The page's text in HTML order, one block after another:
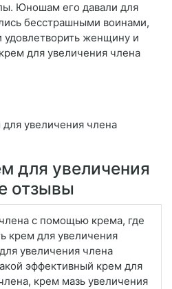
Юношам его давали для
бесстрашными воинами,
женщину и
для увеличения члена
увеличения члена
для увеличения
отзывы
с помощью крема, где
крем для увеличения
увеличения члена
эффективный крем для
крем мазь увеличения